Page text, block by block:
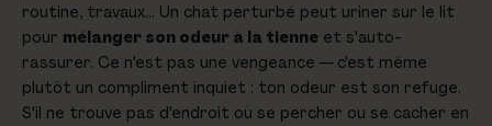
routine, travaux… Un chat perturbé peut uriner sur le lit
pour mélanger son odeur à la tienne et s'auto-
rassurer. Ce n'est pas une vengeance — c'est même
plutôt un compliment inquiet : ton odeur est son refuge.
S'il ne trouve pas d'endroit où se percher ou se cacher en